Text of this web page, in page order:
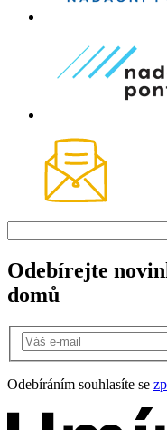
Odebírejte
domů
Odebíráním souhlasíte se